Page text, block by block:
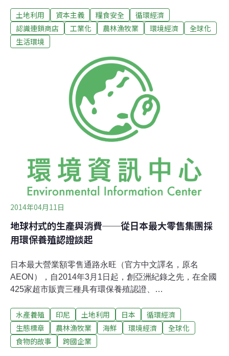
廠商黑心無良、或政府和檢驗單位把關不力，就成了熱門
議題。但常常結論還沒出爐，又有新的黑心食品趕著下
架。經驗證明，只關注食品工業的程序問題，恐怕見樹不
見林。自20世紀中期以來，隨著全球食物體系快速的工業
化和全球貿易化，工業與商業邏輯已主宰了我們的生產方
式和飲食習慣，也在我們生活當中埋下了許多風險。但在
科技與進步形象的包裝之下，食物工業化的高昂代價卻往
往被人所輕忽。要找出食安問題的源頭，就得從頭檢視現
代食物系統的運作邏輯。工業化的玉米生產 製造更多加工
化合物巨大潔淨的廠房裡，規格化的原物料被送上輸送
帶，透過精心設計的製造流程，被大量地組合、再製成飲
土地利用 資本主義 糧食安全
循環經濟
認識連鎖商店
工業化 農林漁牧業 環境經濟
全球化
生活環境
2014年04月11日
地球村式的生產與消費──從日本最大零售集團採
用環保養殖認證談起
日本最大營業額零售通路永旺（官方中文譯名，原名
AEON），自2014年3月1日起，創亞洲紀錄之先，在全國
425家超市販賣三種具有環保養殖認證、
理協會）認證的魚類產品，這是繼2014年2月遵循海洋管
理委員會（Marine Stewardship Council，MSC）認證的
「水產採購方針」之後，為防止自然資源枯竭，與維護生
物多樣性，對於漁產資源的永續經營所採取的積極措施。
水產養殖 印尼 土地利用 日本
循環經濟
生態標章
農林漁牧業 海鮮 環境經濟
全球化
食物的故事
跨國企業